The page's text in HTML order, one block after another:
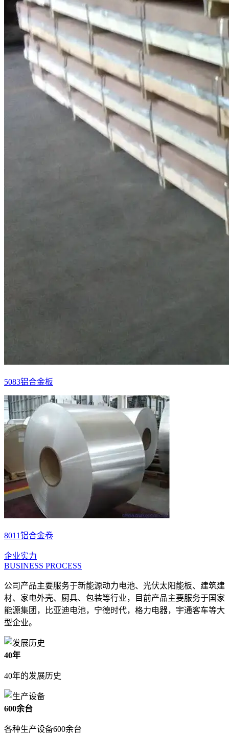
5083铝合金板
8011铝合金卷
企业实力
BUSINESS PROCESS
公司产品主要服务于新能源动力电池、光伏太阳能板、建筑建
材、家电外壳、厨具、包装等行业，目前产品主要服务于国家
能源集团，比亚迪电池，宁德时代，格力电器，宇通客车等大
型企业。
40年
40年的发展历史
600余台
各种生产设备600余台